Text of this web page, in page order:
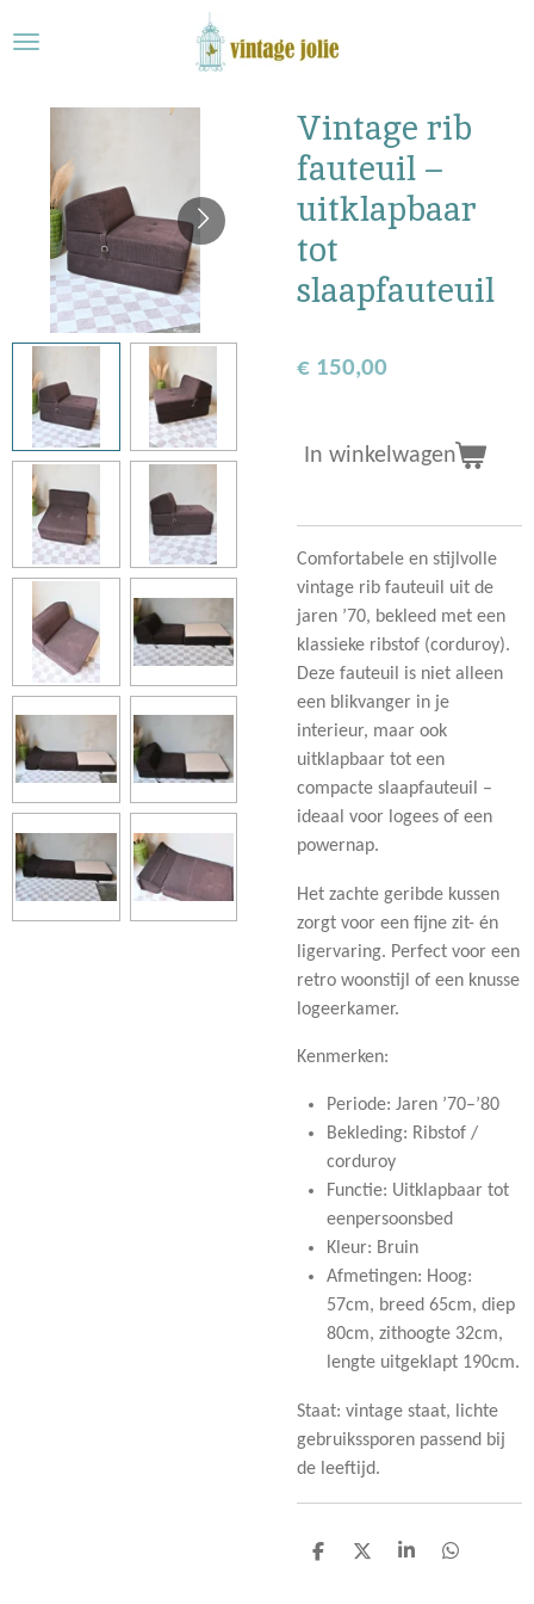
direct
Vintage rib
fauteuil –
uitklapbaar
tot
slaapfauteuil
€ 150,00
In winkelwagen
Comfortabele en stijlvolle
vintage rib fauteuil uit de
jaren ’70, bekleed met een
klassieke ribstof (corduroy).
Deze fauteuil is niet alleen
een blikvanger in je
interieur, maar ook
uitklapbaar tot een
compacte slaapfauteuil –
ideaal voor logees of een
powernap.
Het zachte geribde kussen
zorgt voor een fijne zit- én
ligervaring. Perfect voor een
retro woonstijl of een knusse
logeerkamer.
Kenmerken:
Periode: Jaren ’70–’80
Bekleding: Ribstof /
corduroy
Functie: Uitklapbaar tot
eenpersoonsbed
Kleur: Bruin
Afmetingen: Hoog:
57cm, breed 65cm, diep
80cm, zithoogte 32cm,
lengte uitgeklapt 190cm.
Staat: vintage staat, lichte
gebruikssporen passend bij
de leeftijd.
D
D
S
D